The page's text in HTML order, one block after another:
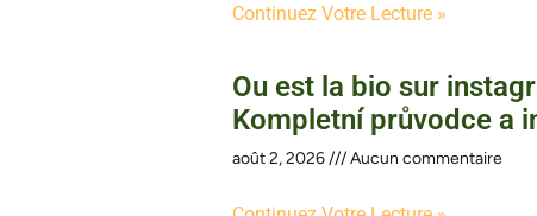
Continuez Votre Lecture »
Ou est la bio sur
Kompletní průvodce a
août 2, 2026 Aucun commentaire